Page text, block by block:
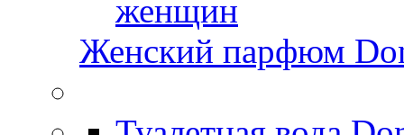
женщин
Женский парфюм